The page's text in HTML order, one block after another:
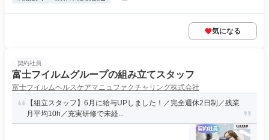
気になる
契約社員
富士フイルムグループの組み立てスタッフ
富士フイルムヘルスケアマニュファクチャリング株式会社
【組立スタッフ】6月に給与UPしました！／完全週休2日制／残業
月平均10h／充実研修で未経...